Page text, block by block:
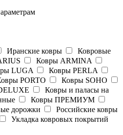
Иранские ковры
Ковровые
Ковры ARMINA
LUGA
Ковры PERLA
PORTO
Ковры SOHO
Ковры и паласы на
Ковры ПРЕМИУМ
дорожки
Российские ковры
Укладка ковровых покрытий